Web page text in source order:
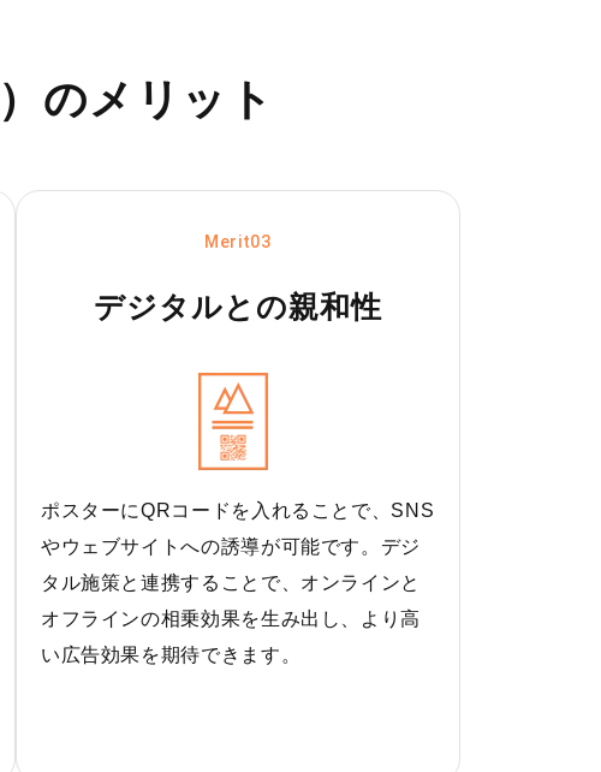
のメリット
Merit03
デジタルとの親和性
ポスターにQRコードを入れることで、SNS
やウェブサイトへの誘導が可能です。デジ
タル施策と連携することで、オンラインと
オフラインの相乗効果を生み出し、より高
い広告効果を期待できます。